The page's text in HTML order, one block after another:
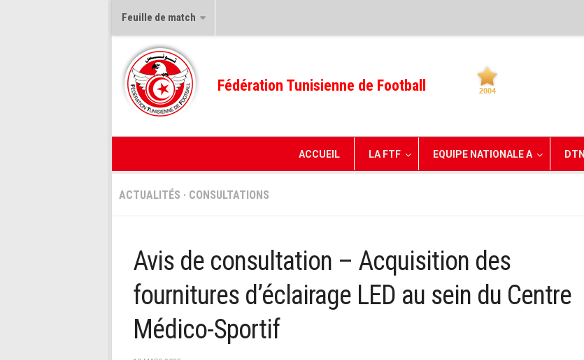
Feuille de match
Fédération Tunisienne de Football
ACCUEIL LA FTF EQUIPE NATIONALE A DTN
ACTUALITÉS · CONSULTATIONS
Avis de consultation – Acquisition des
fournitures d’éclairage LED au sein du Centre
Médico-Sportif